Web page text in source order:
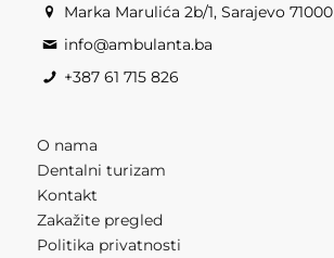
Marka Marulića 2b/1, Sarajevo 71000
info@ambulanta.ba
+387 61 715 826
O nama
Dentalni turizam
Kontakt
Zakažite pregled
Politika privatnosti